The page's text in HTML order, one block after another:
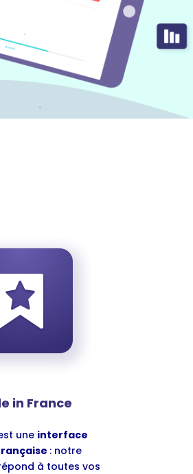
in France
une interface
: notre
à toutes vos